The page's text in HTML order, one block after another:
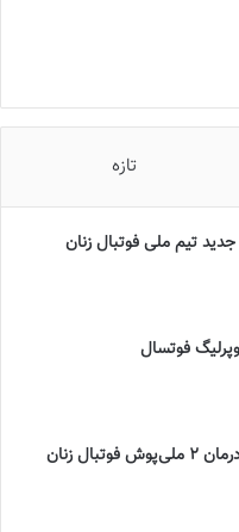
تازه
تيم ملى فوتبال زنان
فوتسال
زنان